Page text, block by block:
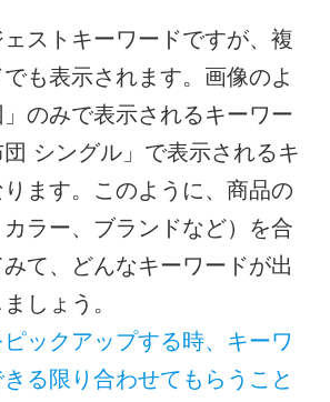
ストキーワードですが、複
も表示されます。画像のよ
のみで表示されるキーワー
団 シングル」で表示されるキ
ます。このように、商品の
ラー、ブランドなど）を合
て、どんなキーワードが出
しょう。
ックアップする時、キーワ
る限り合わせてもらうこと